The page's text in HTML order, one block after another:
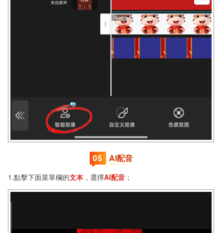
05 AI配音
1.點擊下面菜單欄的文本，選擇AI配音；